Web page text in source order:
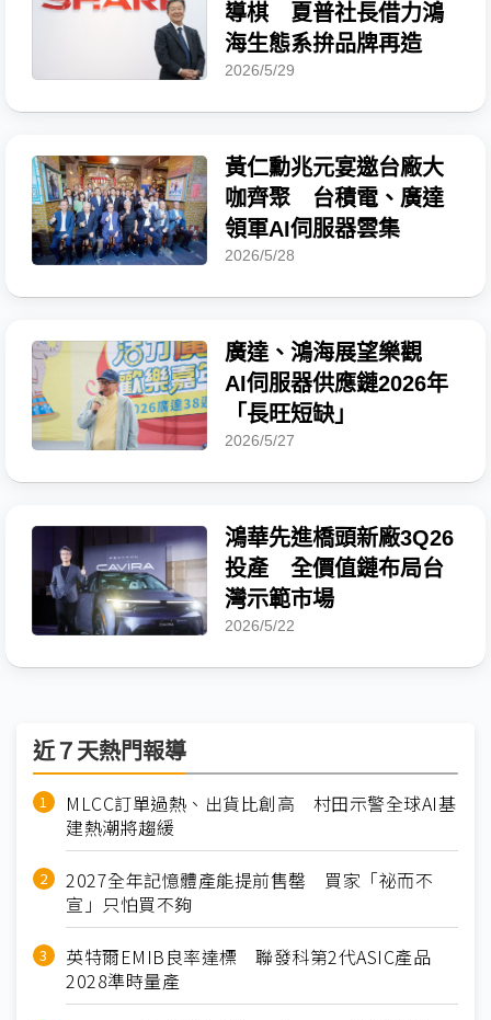
導棋 夏普社長借力鴻
海生態系拚品牌再造
2026/5/29
黃仁勳兆元宴邀台廠大
咖齊聚 台積電、廣達
領軍AI伺服器雲集
2026/5/28
廣達、鴻海展望樂觀
AI伺服器供應鏈2026年
「長旺短缺」
2026/5/27
鴻華先進橋頭新廠3Q26
投產 全價值鏈布局台
灣示範市場
2026/5/22
近７天熱門報導
MLCC訂單過熱、出貨比創高 村田示警全球AI基
建熱潮將趨緩
2027全年記憶體產能提前售罄 買家「祕而不
宣」只怕買不夠
英特爾EMIB良率達標 聯發科第2代ASIC產品
2028準時量產